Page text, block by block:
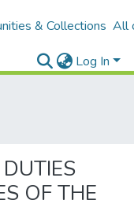
& Collections All
Log In
OF THE